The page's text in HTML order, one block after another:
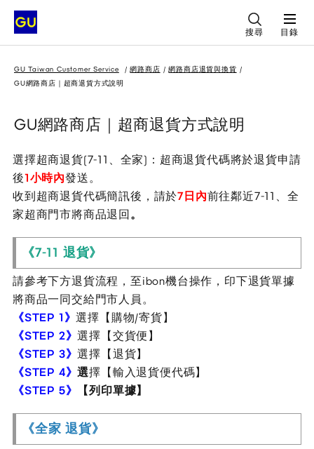
搜尋 目錄
GU Taiwan Customer Service 網路商店
網路商店退貨與換貨
GU網路商店｜超商退貨方式說明
GU網路商店｜超商退貨方式說明
選擇超商退貨(7-11、全家)：超商退貨代碼將於退貨申請
後1小時內發送。
收到超商退貨代碼簡訊後，請於7日內前往鄰近7-11、全
家超商門市將商品退回 。
《7-11 退貨》
請參考下方退貨流程，至ibon機台操作，印下退貨單據
將商品一同交給門市人員。
《STEP 1》選擇【購物/寄貨】
《STEP 2》選擇【交貨便】
《STEP 3》選擇【退貨】
《STEP 4》選擇【輸入退貨便代碼】
《STEP 5》
【列印單據】
《全家 退貨》